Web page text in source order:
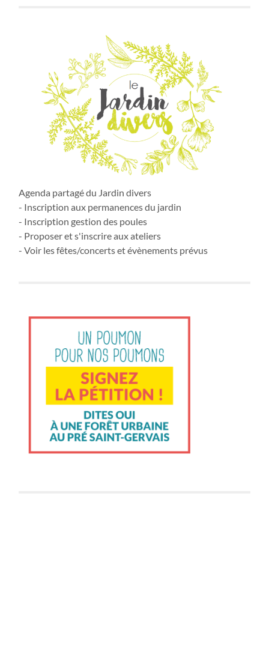
Agenda partagé du Jardin divers
- Inscription aux permanences du jardin
- Inscription gestion des poules
- Proposer et s'inscrire aux ateliers
- Voir les fêtes/concerts et évènements prévus